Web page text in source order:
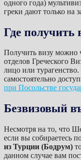
одного года)
греки дают только на
Где получить
Получить визу можно
отделов Греческого
лицо или
самостоятельно
при Посольстве
Безвизовый
Несмотря на то, что
если вы собираетесь
из Турции (Бодрум)
данном случае вам